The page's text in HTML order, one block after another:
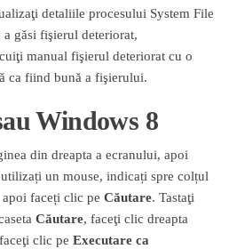
detaliile procesului System File
a găsi fişierul deteriorat,
manual fişierul deteriorat cu o
ca fiind bună a fişierului.
Windows 8
din dreapta a ecranului, apoi
utilizați un mouse, indicați spre colțul
faceți clic pe Căutare. Tastaţi
Căutare, faceţi clic dreapta
clic pe Executare ca